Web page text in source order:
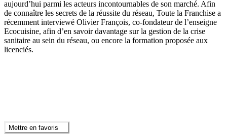
aujourd’hui parmi les acteurs incontournables de son marché. Afin
de connaître les secrets de la réussite du réseau, Toute la Franchise a
récemment interviewé Olivier François, co-fondateur de l’enseigne
Ecocuisine, afin d’en savoir davantage sur la gestion de la crise
sanitaire au sein du réseau, ou encore la formation proposée aux
licenciés.
Mettre en favoris